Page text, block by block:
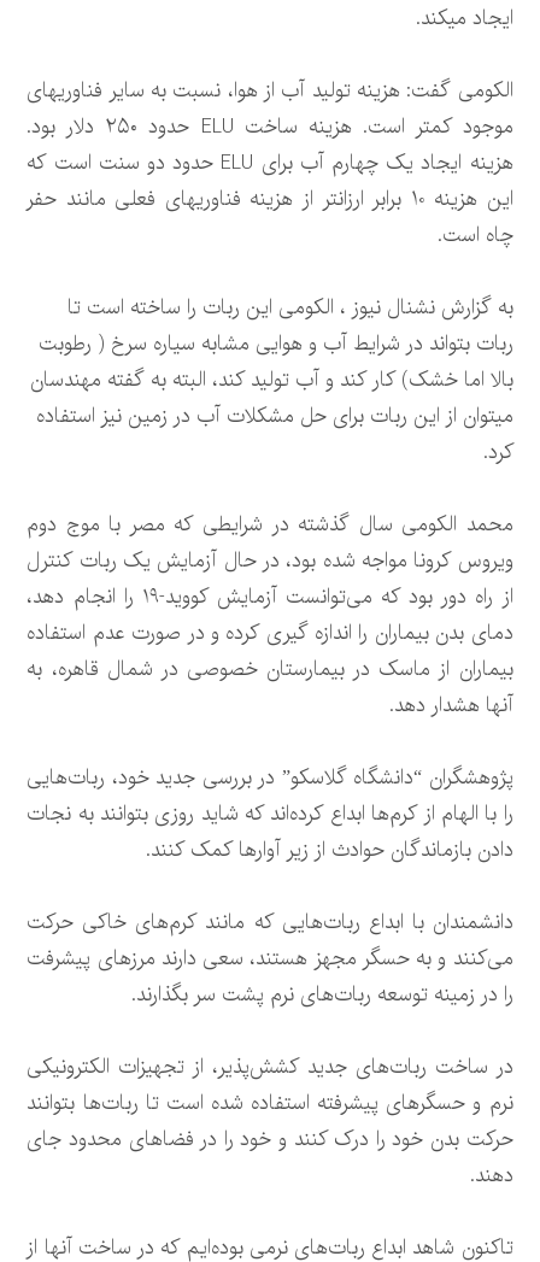
ایجاد می‎کند.
الکومی گفت: هزینه تولید آب از هوا، نسبت به سایر فناوری‎های
موجود کمتر است. هزینه ساخت ELU حدود ۲۵۰ دلار بود.
هزینه ایجاد یک چهارم آب برای ELU حدود دو سنت است که
این هزینه 10 برابر ارزانتر از هزینه فناوری‎های فعلی مانند حفر
چاه است.
به گزارش نشنال نیوز ، الکومی این ربات را ساخته است تا
ربات بتواند در شرایط آب و هوایی مشابه سیاره سرخ ( رطوبت
بالا اما خشک) کار کند و آب تولید کند، البته به گفته مهندسان
می‏توان از این ربات برای حل مشکلات آب در زمین نیز استفاده
کرد.
محمد الکومی سال گذشته در شرایطی که مصر با موج دوم
ویروس کرونا مواجه شده بود، در حال آزمایش یک ربات کنترل
از راه دور بود که می‌توانست آزمایش کووید-۱۹ را انجام دهد،
دمای بدن بیماران را اندازه گیری کرده و در صورت عدم استفاده
بیماران از ماسک در بیمارستان خصوصی در شمال قاهره، به
آنها هشدار دهد.
پژوهشگران “دانشگاه گلاسکو” در بررسی جدید خود، ربات‌هایی
را با الهام از کرم‌ها ابداع کرده‌اند که شاید روزی بتوانند به نجات
دادن بازماندگان حوادث از زیر آوارها کمک کنند.
دانشمندان با ابداع ربات‌هایی که مانند کرم‌های خاکی حرکت
می‌کنند و به حسگر مجهز هستند، سعی دارند مرزهای پیشرفت
را در زمینه توسعه ربات‌های نرم پشت سر بگذارند.
در ساخت ربات‌های جدید کشش‌پذیر، از تجهیزات الکترونیکی
نرم و حسگرهای پیشرفته استفاده شده است تا ربات‌ها بتوانند
حرکت بدن خود را درک کنند و خود را در فضاهای محدود جای
دهند.
تاکنون شاهد ابداع ربات‌های نرمی بوده‌ایم که در ساخت آنها از